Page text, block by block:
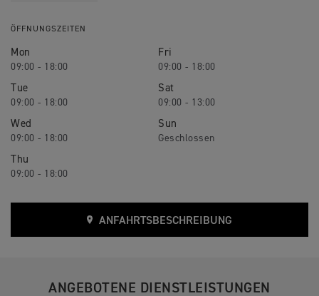
ÖFFNUNGSZEITEN
Mon
09:00 - 18:00
Tue
09:00 - 18:00
Wed
09:00 - 18:00
Thu
09:00 - 18:00
Fri
09:00 - 18:00
Sat
09:00 - 13:00
Sun
Geschlossen
ANFAHRTSBESCHREIBUNG
ANGEBOTENE DIENSTLEISTUNGEN